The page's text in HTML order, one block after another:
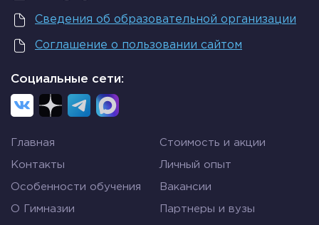
Алиса.
– Куда-нибудь ты обязательно попадешь, – сказал
Кот. – Нужно только достаточно долго идти.
как под влиянием жизненных ориентиров и
около 50 тысяч.
Сведения об образовательной организации
Соглашение о пользовании сайтом
Социальные сети:
Главная Стоимость и акции
Контакты Личный опыт
Особенности обучения Вакансии
О Гимназии Партнеры и вузы